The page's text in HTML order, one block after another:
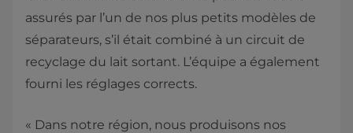
assurés par l’un de nos plus petits modèles de
séparateurs, s’il était combiné à un circuit de
recyclage du lait sortant. L’équipe a également
fourni les réglages corrects.
« Dans notre région, nous produisons nos